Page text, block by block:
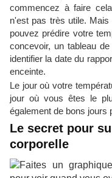
commencez à faire
n'est pas très utile.
pouvez prédire votre
concevoir, un tableau
identifier la date du
enceinte.
Le jour où votre
jour où vous êtes le
également de bons jours
Le secret pour
corporelle